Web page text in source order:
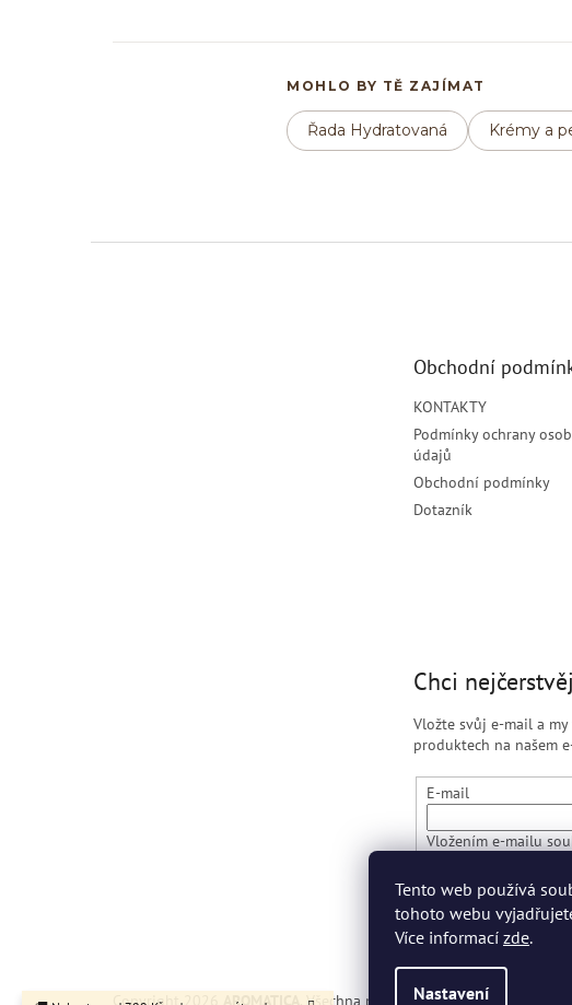
Tento web používá
tohoto webu
Více informací zde.
Nastavení
MOHLO BY TĚ ZAJÍMAT
Řada Hydratovaná Krémy a
Obchodní
KONTAKTY
Podmínky ochrany
údajů
Obchodní podmínky
Dotazník
Chci
Vložte svůj e-mail a
produktech na našem
E-mail
Vložením e-mailu
PŘIHLÁSIT SE
Copyright 2026 AROMATICA . Všechna práva vyhrazena.